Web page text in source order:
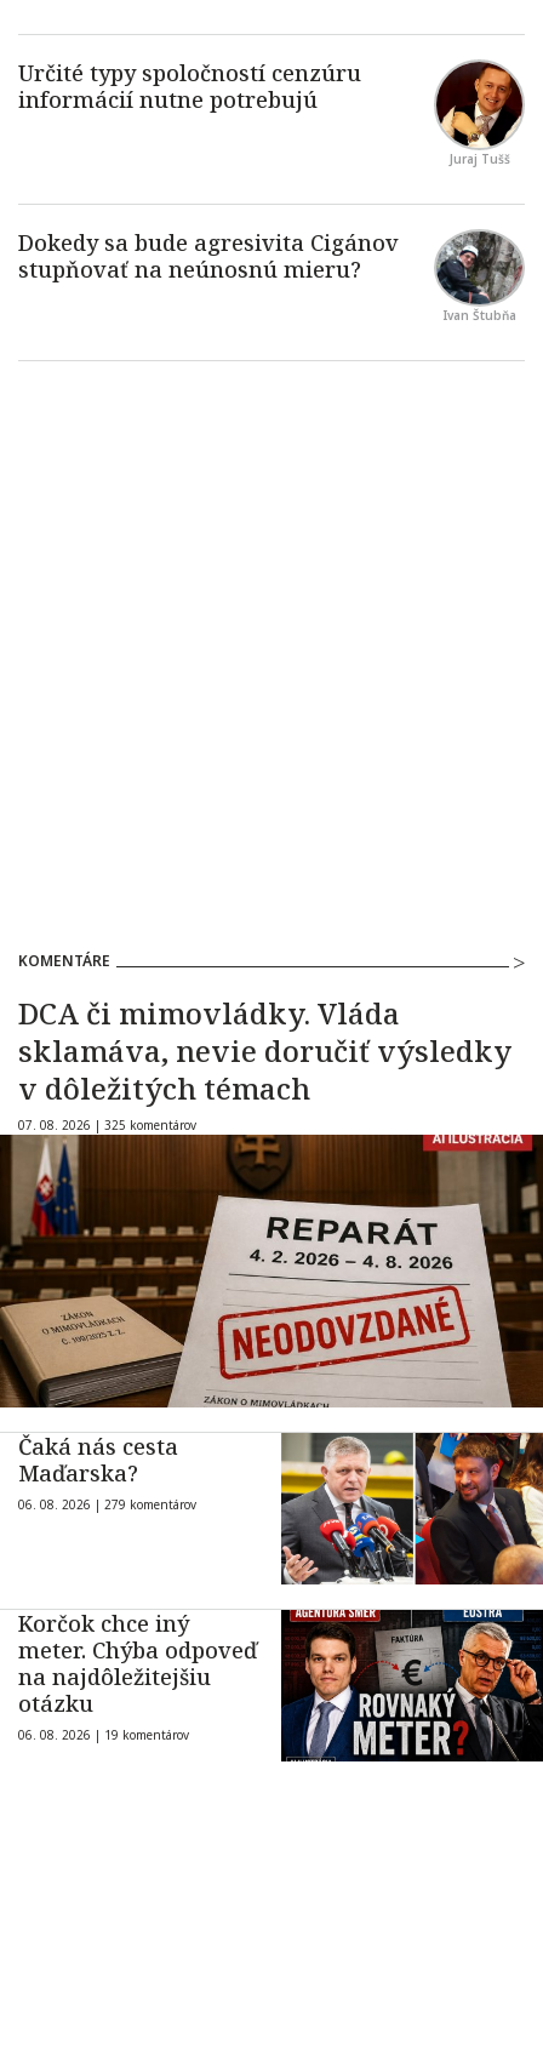
Juraj Tušš
Ivan Štubňa
KOMENTÁRE
DCA či mimovládky. Vláda
sklamáva, nevie doručiť výsledky
v dôležitých témach
07. 08. 2026 | 325 komentárov
Čaká nás cesta
Maďarska?
06. 08. 2026 | 279 komentárov
Korčok chce iný
meter. Chýba odpoveď
na najdôležitejšiu
otázku
06. 08. 2026 | 19 komentárov